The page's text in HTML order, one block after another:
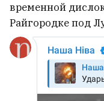
временной
Райгородке под